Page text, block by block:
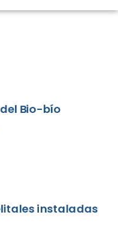
Bio-bío
instaladas